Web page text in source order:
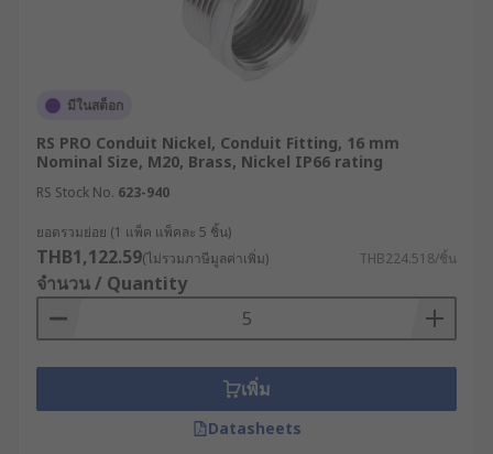
มีในสต็อก
RS PRO Conduit Nickel, Conduit Fitting, 16 mm
Nominal Size, M20, Brass, Nickel IP66 rating
RS Stock No. 623-940
ยอดรวมย่อย (1 แพ็ค แพ็คละ 5 ชิ้น)
THB1,122.59(ไม่รวมภาษีมูลค่าเพิ่ม) THB224.518/ชิ้น
จำนวน / Quantity
เพิ่ม
Datasheets